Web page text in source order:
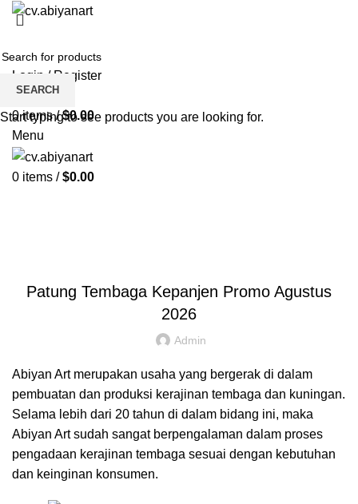
INSTAGRAM ABIYAN ART
Login / Register
Wishlist
0items / $0.00
Menu
0 items / $0.00
Patung Tembaga Kepanjen Promo Agustus
2026
Admin
Abiyan Art merupakan usaha yang bergerak di dalam
pembuatan dan produksi kerajinan tembaga dan kuningan.
Selama lebih dari 20 tahun di dalam bidang ini, maka
Abiyan Art sudah sangat berpengalaman dalam proses
pengadaan kerajinan tembaga sesuai dengan kebutuhan
dan keinginan konsumen.
SEARCH
Start typing to see products you are looking for.